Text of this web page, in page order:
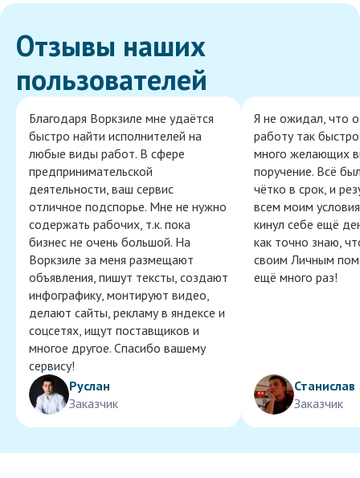
Отзывы наших
пользователей
Благодаря Воркзиле мне удаётся
быстро найти исполнителей на
любые виды работ. В сфере
предпринимательской
деятельности, ваш сервис
отличное подспорье. Мне не нужно
содержать рабочих, т.к. пока
бизнес не очень большой. На
Воркзиле за меня размещают
объявления, пишут тексты, создают
инфографику, монтируют видео,
делают сайты, рекламу в яндексе и
соцсетях, ищут поставщиков и
многое другое. Спасибо вашему
сервису!
Руслан
Заказчик
Я не ожидал, что
работу так
много желающих
поручение. Всё
чётко в срок, и
всем моим
кинул себе ещё
как точно знаю,
своим Личным
ещё много раз!
Станислав
Заказчик